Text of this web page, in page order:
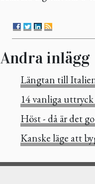
Andra inlägg
Längtan till
14 vanliga
Höst - då är det
Kanske läge att